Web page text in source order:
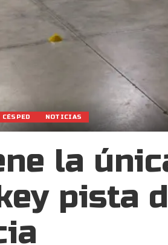
CÉSPED NOTICIAS
la
pista